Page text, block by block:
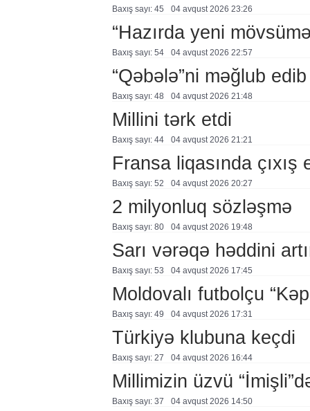
Baxış sayı: 45 04 avqust 2026 23:26
“Hazırda yeni
Baxış sayı: 54 04 avqust 2026 22:57
“Qəbələ”ni məğlub edib
Baxış sayı: 48 04 avqust 2026 21:48
Millini tərk etdi
Baxış sayı: 44 04 avqust 2026 21:21
Fransa liqasında çıxış
Baxış sayı: 52 04 avqust 2026 20:27
2 milyonluq sözləşmə
Baxış sayı: 80 04 avqust 2026 19:48
Sarı vərəqə həddini
Baxış sayı: 53 04 avqust 2026 17:45
Moldovalı futbolçu
Baxış sayı: 49 04 avqust 2026 17:31
Türkiyə klubuna keçdi
Baxış sayı: 27 04 avqust 2026 16:44
Millimizin üzvü
Baxış sayı: 37 04 avqust 2026 14:50